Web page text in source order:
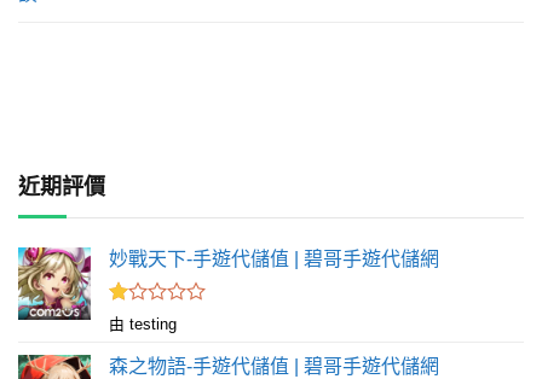
近期評價
妙戰天下-手遊代儲值 | 碧哥手遊代儲網
評
1
由 testing
森之物語-手遊代儲值 | 碧哥手遊代儲網